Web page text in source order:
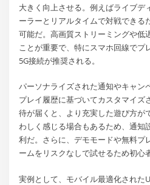
大きく向上させる。例えばライブデ
ーラーとリアルタイムで対戦できる
可能だ。高画質ストリーミングや低
ことが重要で、特にスマホ回線でプ
5G接続が推奨される。
パーソナライズされた通知やキャン
プレイ履歴に基づいてカスタマイズ
待が届くと、より充実した遊び方が
わしく感じる場合もあるため、通知
利だ。さらに、デモモードや無料プ
ームをリスクなしで試せるため初心
実例として、モバイル最適化された